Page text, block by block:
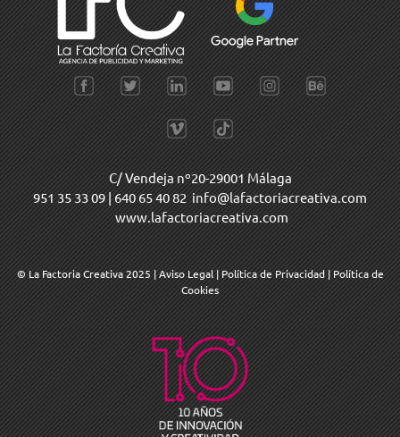
C/ Vendeja nº20-29001 Málaga
951 35 33 09 | 640 65 40 82 info@lafactoriacreativa.com
www.lafactoriacreativa.com
© La Factoria Creativa 2025 |Aviso Legal | Política de Privacidad | Política de
Cookies